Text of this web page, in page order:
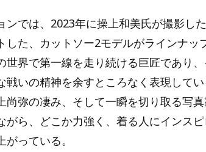
ンでは、2023年に操上和美氏が撮影し
した、カットソー2モデルがラインナ
世界で第一線を走り続ける巨匠であり
戦いの精神を余すところなく表現して
尚弥の凄み、そして一瞬を切り取る写
がら、どこか力強く、着る人にインス
っている。